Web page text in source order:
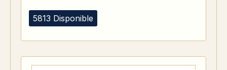
5813 Disponible